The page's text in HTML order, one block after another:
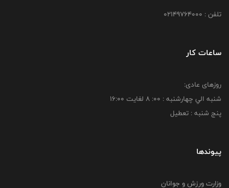
تلفن : 02149764000
ساعات کار
روزهای عادی:
شنبه الي چهارشنبه : 00: 8 لغايت 16:00
پنج شنبه : تعطیل
پیوندها
وزارت ورزش و جوانان